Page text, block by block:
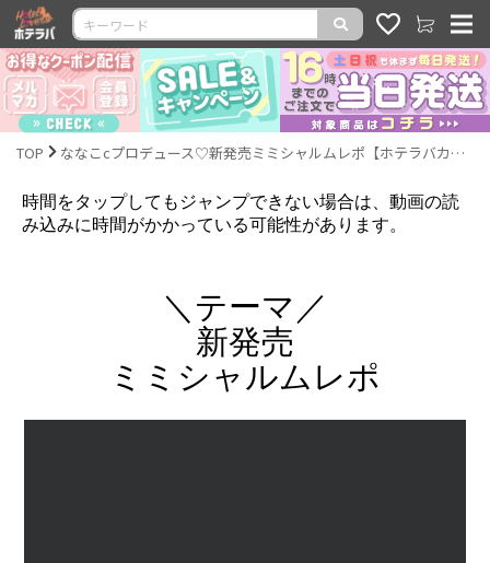
TOP ななこcプロデュース♡新発売ミミシャルムレポ【ホテラバカラコンレポLIVE】
時間をタップしてもジャンプできない場合は、動画の読
み込みに時間がかかっている可能性があります。
＼テーマ／
新発売
ミミシャルムレポ